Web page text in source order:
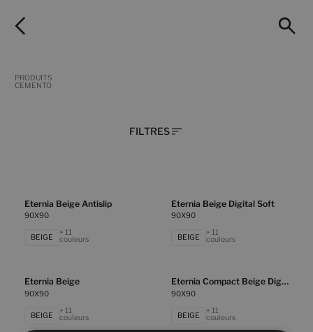
PRODUITS
CEMENTO
FILTRES
Eternia Beige Antislip
90X90
BEIGE
+ 11
couleurs
Eternia Beige Digital Soft
90X90
BEIGE
+ 11
couleurs
Eternia Beige
90X90
BEIGE
+ 11
couleurs
Eternia Compact Beige Digital Soft
90X90
BEIGE
+ 11
couleurs